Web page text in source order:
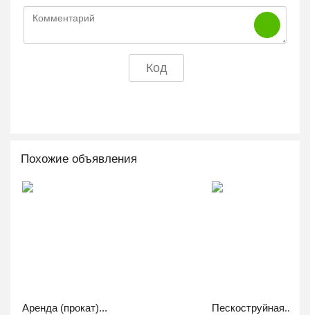
Похожие объявления
Аренда (прокат)... Пескоструйная...